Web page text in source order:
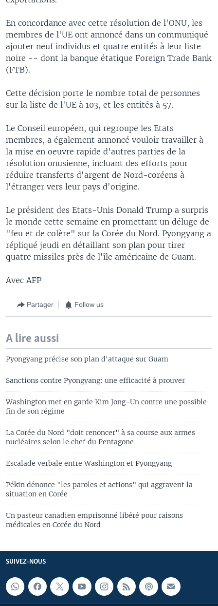
En concordance avec cette résolution de l'ONU, les
membres de l'UE ont annoncé dans un communiqué
ajouter neuf individus et quatre entités à leur liste
noire -- dont la banque étatique Foreign Trade Bank
(FTB).
Cette décision porte le nombre total de personnes
sur la liste de l'UE à 103, et les entités à 57.
Le Conseil européen, qui regroupe les Etats
membres, a également annoncé vouloir travailler à
la mise en oeuvre rapide d'autres parties de la
résolution onusienne, incluant des efforts pour
réduire transferts d'argent de Nord-coréens à
l'étranger vers leur pays d'origine.
Le président des Etats-Unis Donald Trump a surpris
le monde cette semaine en promettant un déluge de
"feu et de colère" sur la Corée du Nord. Pyongyang a
répliqué jeudi en détaillant son plan pour tirer
quatre missiles près de l'île américaine de Guam.
Avec AFP
Partager Follow us
A lire aussi
Pyongyang précise son plan d'attaque sur Guam
Sanctions contre Pyongyang: une efficacité à prouver
Washington met en garde Kim Jong-Un contre une possible
fin de son régime
La Corée du Nord "doit renoncer" à sa course aux armes
nucléaires selon le chef du Pentagone
Escalade verbale entre Washington et Pyongyang
Pékin dénonce "les paroles et actions" qui aggravent la
situation en Corée
Un pasteur canadien emprisonné libéré pour raisons
médicales en Corée du Nord
SUIVEZ-NOUS